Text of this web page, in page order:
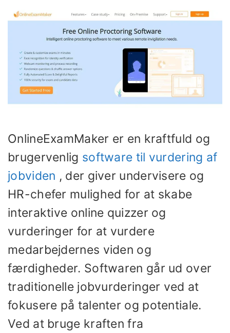
OnlineExamMaker er en kraftfuld og
brugervenlig software til vurdering af
jobviden , der giver undervisere og
HR-chefer mulighed for at skabe
interaktive online quizzer og
vurderinger for at vurdere
medarbejdernes viden og
færdigheder. Softwaren går ud over
traditionelle jobvurderinger ved at
fokusere på talenter og potentiale.
Ved at bruge kraften fra